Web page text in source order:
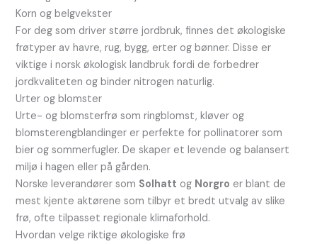
Korn og belgvekster
For deg som driver større jordbruk, finnes det økologiske
frøtyper av havre, rug, bygg, erter og bønner. Disse er
viktige i norsk økologisk landbruk fordi de forbedrer
jordkvaliteten og binder nitrogen naturlig.
Urter og blomster
Urte- og blomsterfrø som ringblomst, kløver og
blomsterengblandinger er perfekte for pollinatorer som
bier og sommerfugler. De skaper et levende og balansert
miljø i hagen eller på gården.
Norske leverandører som Solhatt og Norgro er blant de
mest kjente aktørene som tilbyr et bredt utvalg av slike
frø, ofte tilpasset regionale klimaforhold.
Hvordan velge riktige økologiske frø